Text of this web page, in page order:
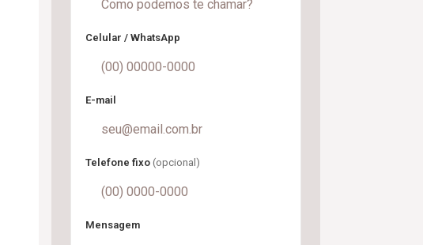
Celular / WhatsApp
E-mail
Telefone fixo (opcional)
Mensagem